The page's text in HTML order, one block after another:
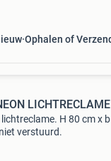
Ophalen of
H 80 cm x
verstuurd.